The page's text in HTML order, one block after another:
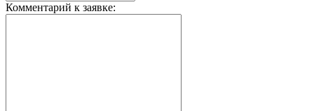
Комментарий к заявке: